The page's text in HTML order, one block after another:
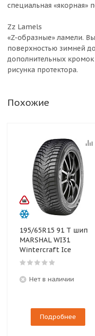
специальная «якорная»
Zz Lamels
«Z-образные» ламели.
поверхностью зимней
дополнительных
рисунка протектора.
Похожие
195/65R15 91 T шип
MARSHAL WI31
Wintercraft Ice
Нет в наличии
Подробнее